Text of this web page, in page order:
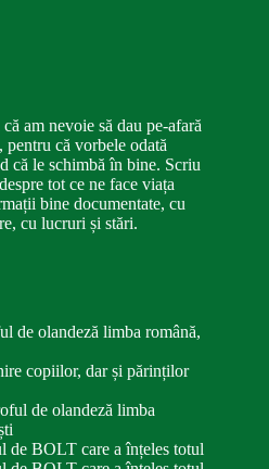
am nevoie să dau pe-afară
că vorbele odată
că le schimbă în bine. Scriu
tot ce ne face viața
bine documentate, cu
cu lucruri și stări.
de olandeză limba română,
copiilor, dar și părinților
de olandeză limba
de BOLT care a înțeles totul